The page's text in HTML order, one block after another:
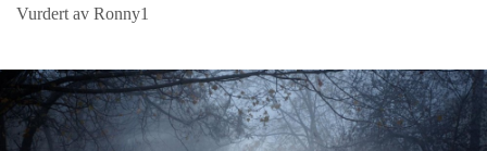
Vurdert av Ronny1